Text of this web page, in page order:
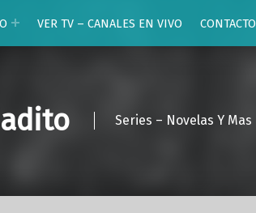
VER TV – CANALES EN VIVO CONTACTO
Series – Novelas Y Mas